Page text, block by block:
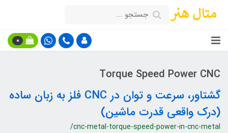
0
Torque Speed Power CNC
گشتاور، سرعت و توان در CNC فلز به زبان ساده
(درک واقعی قدرت ماشین)
/cnc-metal-torque-speed-power-in-cnc-metal